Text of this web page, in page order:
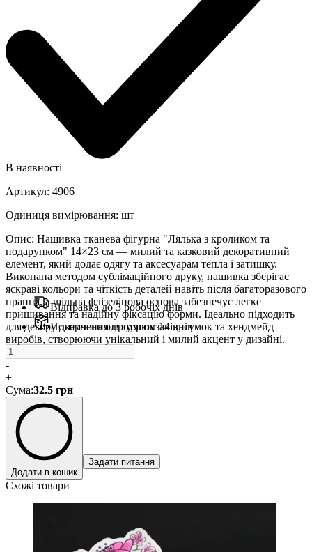
В наявності
Артикул: 4906
Одиниця вимірювання: шт
Опис: Нашивка тканева фігурна "Лялька з кроликом та
подарунком" 14×23 см — милий та казковий декоративний
елемент, який додає одягу та аксесуарам тепла і затишку.
Виконана методом сублімаційного друку, нашивка зберігає
яскраві кольори та чіткість деталей навіть після багаторазового
прання, а щільна флізелінова основа забезпечує легке
пришивання та надійну фіксацію форми. Ідеально підходить
для декору дитячого одягу, рюкзаків, сумок та хендмейд
виробів, створюючи унікальний і милий акцент у дизайні.
Відправка до 3 робочіх днів
Повернення протягом 14 днів
-
+
Сума:32.5 грн
Додати в кошик
Задати питання
Схожі товари